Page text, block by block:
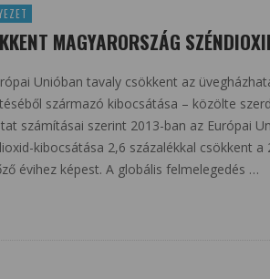
MAGYARORSZÁG
Unióban tavaly csökkent az
származó kibocsátása – közölte
számításai szerint 2013-ban az Európai
kibocsátása 2,6 százalékkal csökkent
évihez képest. A globális felmelegedés …